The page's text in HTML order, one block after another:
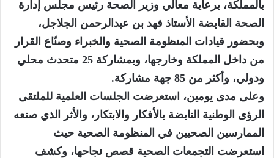
بالمملكة، برعاية معالي وزير الصحة رئيس مجلس إدارة
الصحة القابضة الأستاذ فهد بن عبدالرحمن الجلاجل،
وبحضور قيادات المنظومة الصحية والخبراء وصنّاع القرار
من داخل المملكة وخارجها، وبمشاركة 25 متحدث محلي
ودولي، وأكثر من 85 جهة مشاركة.
وعلى مدى يومين، استعرضت الجلسات العلمية للملتقى
الرؤى الوطنية النابضة بالأفكار والابتكار، والأثر الذي صنعه
الممارسين الصحيين في المنظومة الصحية حيث
استعرضت التجمعات الصحية قصص نجاحها، وكشف